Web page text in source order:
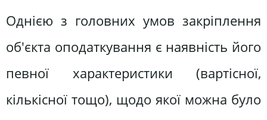
Однією з головних умов закріплення
об'єкта оподаткування є наявність його
певної характеристики (вартісної,
кількісної тощо), щодо якої можна було